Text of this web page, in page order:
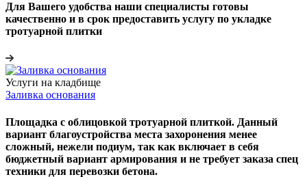
Для Вашего удобства наши специалисты готовы
качественно и в срок предоставить услугу по укладке
тротуарной плитки
Услуги на кладбище
Заливка основания
Площадка с облицовкой тротуарной плиткой. Данный
вариант благоустройства места захоронения менее
сложный, нежели подиум, так как включает в себя
бюджетный вариант армирования и не требует заказа спец
техники для перевозки бетона.